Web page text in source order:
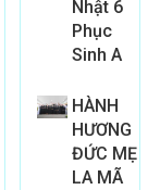
Nhật 6
Phục
Sinh A
HÀNH
HƯƠNG
ĐỨC MẸ
LA MÃ